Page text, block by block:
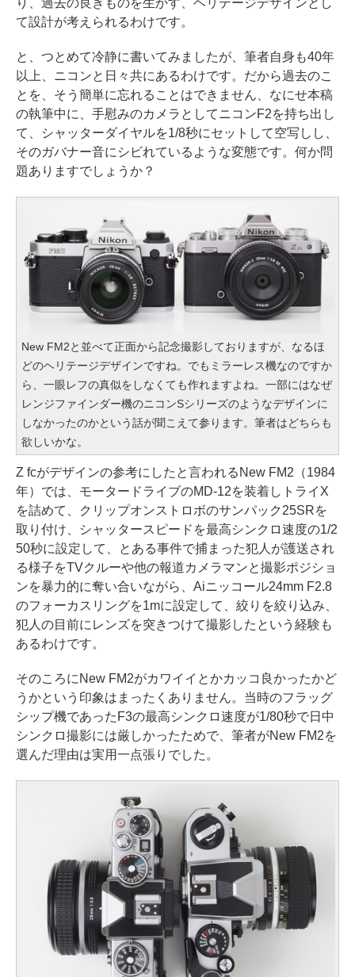
り、過去の良きものを生かす、ヘリテージデザインとし
て設計が考えられるわけです。
と、つとめて冷静に書いてみましたが、筆者自身も40年
以上、ニコンと日々共にあるわけです。だから過去のこ
とを、そう簡単に忘れることはできません、なにせ本稿
の執筆中に、手慰みのカメラとしてニコンF2を持ち出し
て、シャッターダイヤルを1/8秒にセットして空写しし、
そのガバナー音にシビれているような変態です。何か問
題ありますでしょうか？
New FM2と並べて正面から記念撮影しておりますが、なるほ
どのヘリテージデザインですね。でもミラーレス機なのですか
ら、一眼レフの真似をしなくても作れますよね。一部にはなぜ
レンジファインダー機のニコンSシリーズのようなデザインに
しなかったのかという話が聞こえて参ります。筆者はどちらも
欲しいかな。
Z fcがデザインの参考にしたと言われるNew FM2（1984
年）では、モータードライブのMD-12を装着しトライX
を詰めて、クリップオンストロボのサンパック25SRを
取り付け、シャッタースピードを最高シンクロ速度の1/2
50秒に設定して、とある事件で捕まった犯人が護送され
る様子をTVクルーや他の報道カメラマンと撮影ポジショ
ンを暴力的に奪い合いながら、Aiニッコール24mm F2.8
のフォーカスリングを1mに設定して、絞りを絞り込み、
犯人の目前にレンズを突きつけて撮影したという経験も
あるわけです。
そのころにNew FM2がカワイイとかカッコ良かったかど
うかという印象はまったくありません。当時のフラッグ
シップ機であったF3の最高シンクロ速度が1/80秒で日中
シンクロ撮影には厳しかったためで、筆者がNew FM2を
選んだ理由は実用一点張りでした。